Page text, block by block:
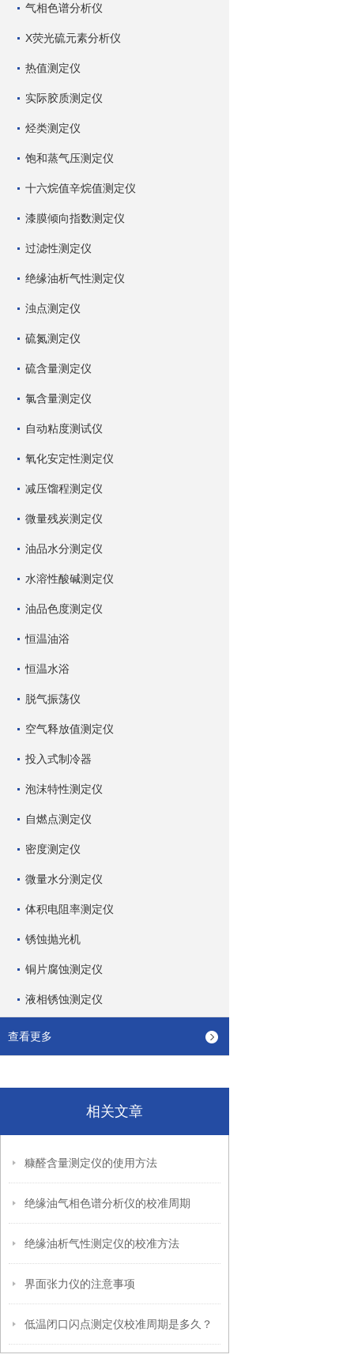
气相色谱分析仪
X荧光硫元素分析仪
热值测定仪
实际胶质测定仪
烃类测定仪
饱和蒸气压测定仪
十六烷值辛烷值测定仪
漆膜倾向指数测定仪
过滤性测定仪
绝缘油析气性测定仪
浊点测定仪
硫氮测定仪
硫含量测定仪
氯含量测定仪
自动粘度测试仪
氧化安定性测定仪
减压馏程测定仪
微量残炭测定仪
油品水分测定仪
水溶性酸碱测定仪
油品色度测定仪
恒温油浴
恒温水浴
脱气振荡仪
空气释放值测定仪
投入式制冷器
泡沫特性测定仪
自燃点测定仪
密度测定仪
微量水分测定仪
体积电阻率测定仪
锈蚀抛光机
铜片腐蚀测定仪
液相锈蚀测定仪
查看更多
相关文章
糠醛含量测定仪的使用方法
绝缘油气相色谱分析仪的校准周期
绝缘油析气性测定仪的校准方法
界面张力仪的注意事项
低温闭口闪点测定仪校准周期是多久？